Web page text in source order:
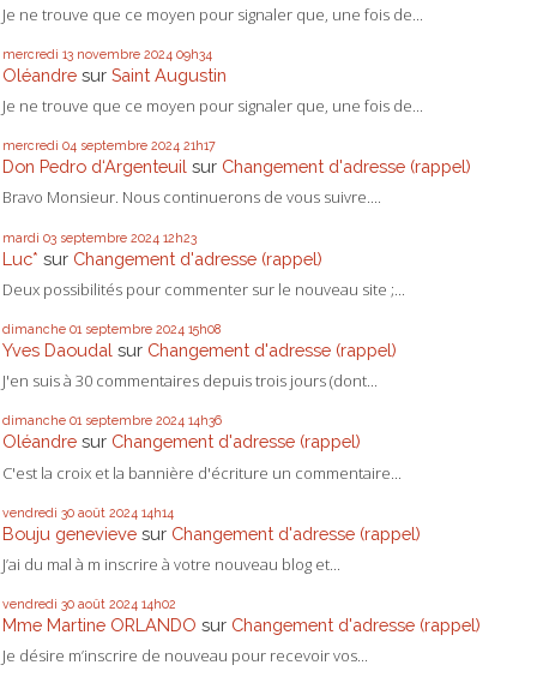
Je ne trouve que ce moyen pour signaler que, une fois de...
mercredi 13 novembre 2024 09h34
Oléandre sur Saint Augustin
Je ne trouve que ce moyen pour signaler que, une fois de...
mercredi 04 septembre 2024 21h17
Don Pedro d‘Argenteuil sur Changement d'adresse (rappel)
Bravo Monsieur. Nous continuerons de vous suivre....
mardi 03 septembre 2024 12h23
Luc* sur Changement d'adresse (rappel)
Deux possibilités pour commenter sur le nouveau site ;...
dimanche 01 septembre 2024 15h08
Yves Daoudal sur Changement d'adresse (rappel)
J'en suis à 30 commentaires depuis trois jours (dont...
dimanche 01 septembre 2024 14h36
Oléandre sur Changement d'adresse (rappel)
C'est la croix et la bannière d'écriture un commentaire...
vendredi 30 août 2024 14h14
Bouju genevieve sur Changement d'adresse (rappel)
J’ai du mal à m inscrire à votre nouveau blog et...
vendredi 30 août 2024 14h02
Mme Martine ORLANDO sur Changement d'adresse (rappel)
Je désire m’inscrire de nouveau pour recevoir vos...